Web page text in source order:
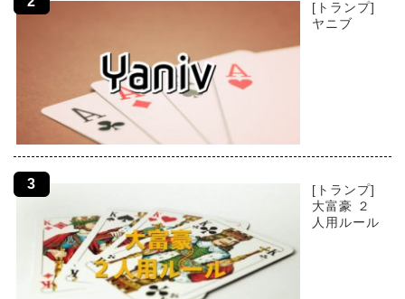
[トランプ]
ヤニブ
[トランプ]
大富豪 ２
人用ルール